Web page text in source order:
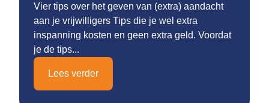
Vier tips over het geven van (extra) aandacht
aan je vrijwilligers Tips die je wel extra
inspanning kosten en geen extra geld. Voordat
je de tips...
Lees verder